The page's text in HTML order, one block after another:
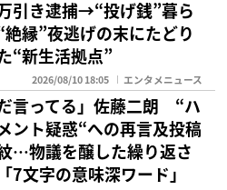
引き逮捕→“投げ銭”暮ら
縁”夜逃げの末にたどり
“新生活拠点”
2026/08/10 18:05 エンタメニュース
だ言ってる」佐藤二朗 “ハ
ント疑惑“への再言及投稿
…物議を醸した繰り返さ
7文字の意味深ワード」